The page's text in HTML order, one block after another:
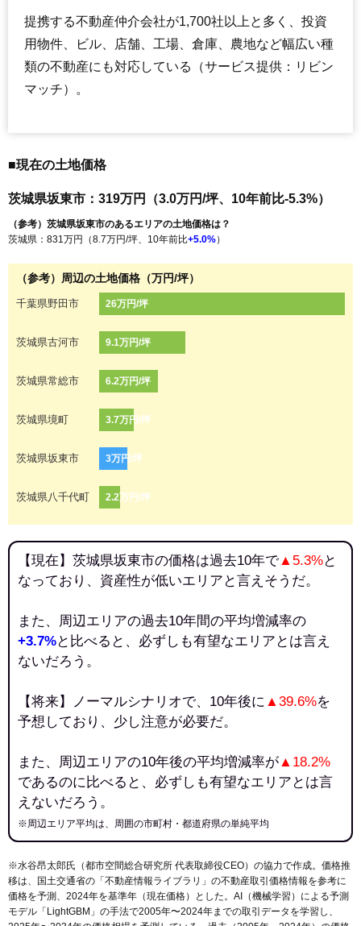
提携する不動産仲介会社が1,700社以上と多く、投資
用物件、ビル、店舗、工場、倉庫、農地など幅広い種
類の不動産にも対応している（サービス提供：リビン
マッチ）。
■現在の土地価格
茨城県坂東市：319万円（3.0万円/坪、10年前比-5.3%）
（参考）茨城県坂東市のあるエリアの土地価格は？
茨城県：831万円（8.7万円/坪、10年前比+5.0%）
（参考）周辺の土地価格（万円/坪）
千葉県野田市 26万円/坪
茨城県古河市 9.1万円/坪
茨城県常総市 6.2万円/坪
茨城県境町 3.7万円/坪
茨城県坂東市 3万円/坪
茨城県八千代町 2.2万円/坪
【現在】茨城県坂東市の価格は過去10年で▲5.3%と
なっており、資産性が低いエリアと言えそうだ。
また、周辺エリアの過去10年間の平均増減率の
+3.7%と比べると、必ずしも有望なエリアとは言え
ないだろう。
【将来】ノーマルシナリオで、10年後に ▲39.6%を
予想しており、少し注意が必要だ。
また、周辺エリアの10年後の平均増減率が▲18.2%
であるのに比べると、必ずしも有望なエリアとは言
えないだろう。
※周辺エリア平均は、周囲の市町村・都道府県の単純平均
※水谷昂太郎氏（都市空間総合研究所 代表取締役CEO）の協力で作成。価格推
移は、国土交通省の「 不動産情報ライブラリ 」の不動産取引価格情報を参考に
価格を予測、2024年を基準年（現在価格）とした。AI（機械学習）による予測
モデル「LightGBM」の手法で2005年〜2024年までの取引データを学習し、